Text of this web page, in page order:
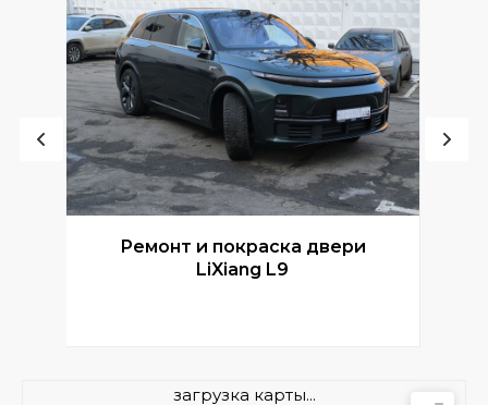
Ремонт и покраска двери
LiXiang L9
загрузка карты...